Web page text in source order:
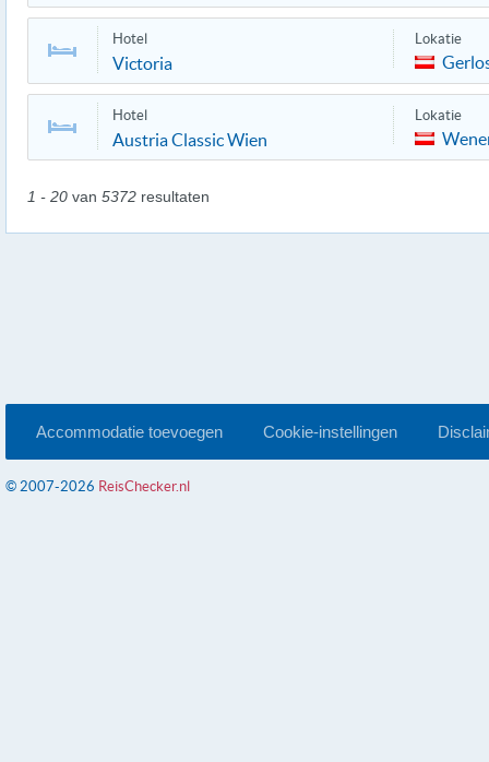
Hotel
Victoria
Lokatie
Hotel
Austria Classic Wien
Lokatie
1 - 20 van 5372 resultaten
Accommodatie toevoegen Cookie-instellingen
© 2007-2026 ReisChecker.nl